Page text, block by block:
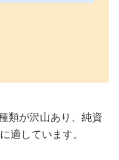
類が沢山あり、純資
適しています。